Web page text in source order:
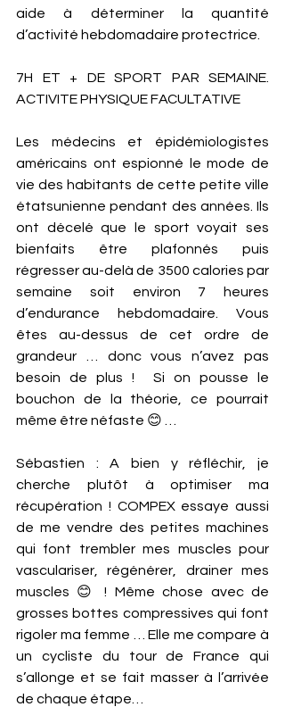
aide à déterminer la quantité
d’activité hebdomadaire protectrice.
7H ET + DE SPORT PAR SEMAINE.
ACTIVITE PHYSIQUE FACULTATIVE
Les médecins et épidémiologistes
américains ont espionné le mode de
vie des habitants de cette petite ville
étatsunienne pendant des années. Ils
ont décelé que le sport voyait ses
bienfaits être plafonnés puis
régresser au-delà de 3500 calories par
semaine soit environ 7 heures
d’endurance hebdomadaire. Vous
êtes au-dessus de cet ordre de
grandeur … donc vous n’avez pas
besoin de plus !  Si on pousse le
bouchon de la théorie, ce pourrait
même être néfaste 😊 …
Sébastien : A bien y réfléchir, je
cherche plutôt à optimiser ma
récupération ! COMPEX essaye aussi
de me vendre des petites machines
qui font trembler mes muscles pour
vasculariser, régénérer, drainer mes
muscles 😊 ! Même chose avec de
grosses bottes compressives qui font
rigoler ma femme … Elle me compare à
un cycliste du tour de France qui
s’allonge et se fait masser à l’arrivée
de chaque étape…